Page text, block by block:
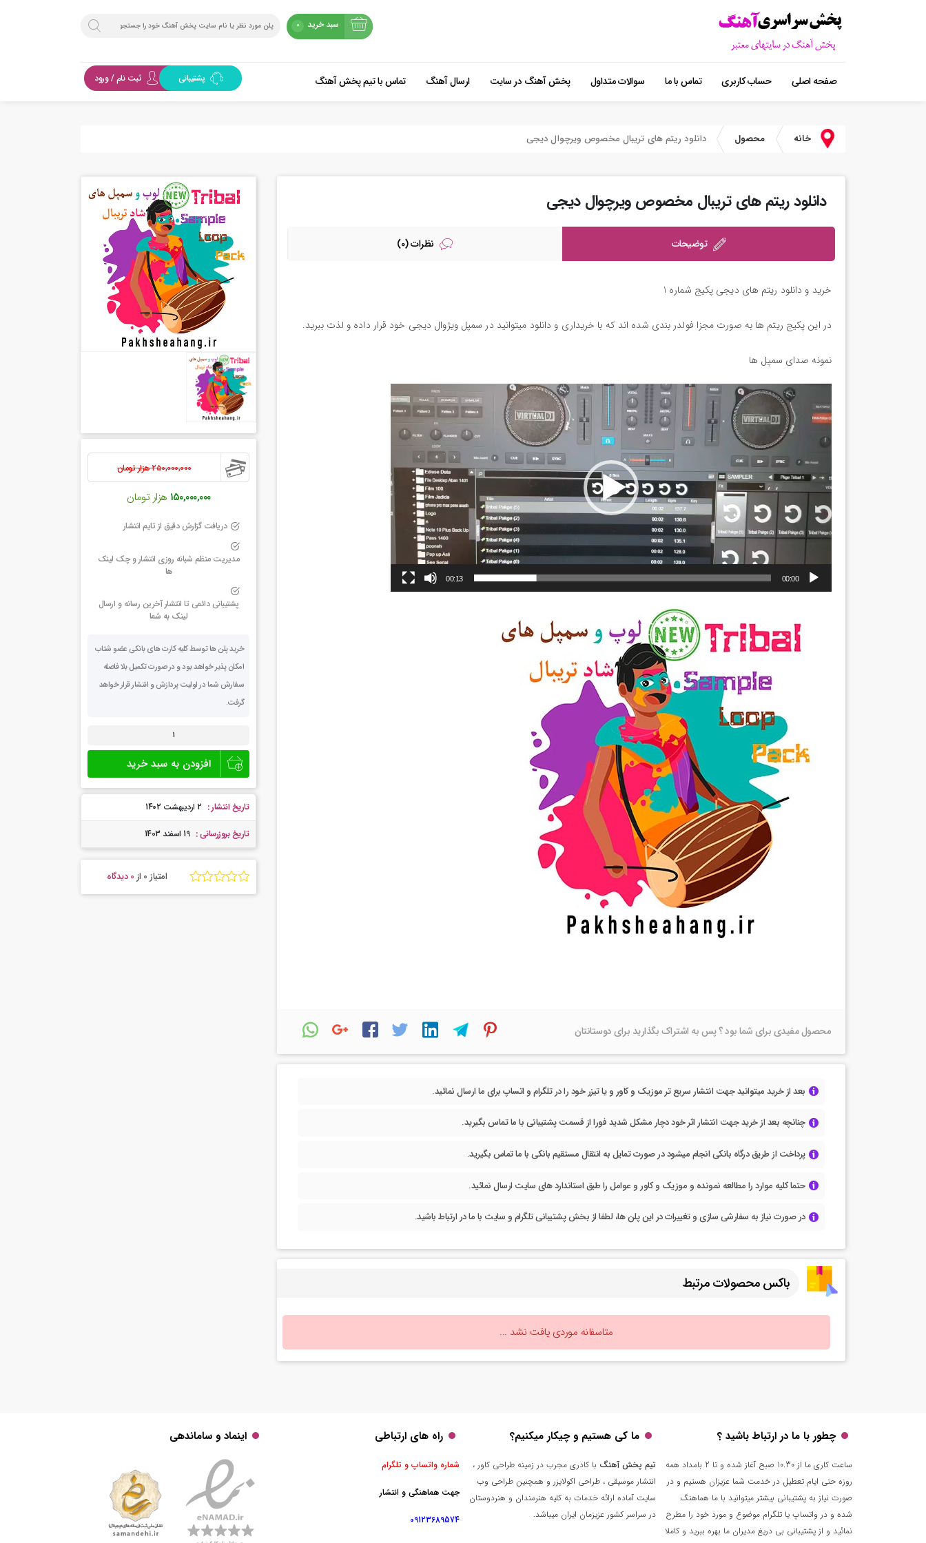
سبد خرید 0
شروع خرید
صفحه اصلی حساب کاربری تماس با ما سوالات متداول پخش آهنگ در سایت ارسال آهنگ تماس با تیم پخش آهنگ پشتیبانی ثبت نام / ورود
خانه محصول دانلود ریتم های تریبال مخصوص ویرچوال دیجی
دانلود ریتم های تریبال مخصوص ویرچوال دیجی
توضیحات نظرات (0)
خرید و دانلود ریتم های دیجی پکیج شماره 1
در این پکیج ریتم ها به صورت مجزا فولدر بندی شده اند که با خریداری و دانلود میتوانید در سمپل ویژوال دیجی خود قرار داده و لذت ببرید.
نمونه صدای سمپل ها
نمایشگر
00:00
00:13
محصول مفیدی برای شما بود ؟ پس به اشتراک بگذارید برای دوستانتان
بعد از خرید میتوانید جهت انتشار سریع تر موزیک و کاور و یا تیزر خود را در تلگرام و اتساپ برای ما ارسال نمائید.
چنانچه بعد از خرید جهت انتشار اثر خود دچار مشکل شدید فورا از قسمت پشتیبانی با ما تماس بگیرید.
پرداخت از طریق درگاه بانکی انجام میشود در صورت تمایل به انتقال مستقیم بانکی با ما تماس بگیرید.
حتما کلیه موارد را مطالعه نمونده و موزیک و کاور و عوامل را طبق استاندارد های سایت ارسال نمائید.
در صورت نیاز به سفارشی سازی و تغییرات در این پلن ها، لطفا از بخش پشتیبانی تلگرام و سایت با ما در ارتباط باشید.
باکس محصولات مرتبط
متاسفانه موردی یافت نشد ...
۲۵۰,۰۰۰,۰۰۰هزار تومان
۱۵۰,۰۰۰,۰۰۰ هزار تومان
دریافت گزارش دقیق از تایم انتشار
مدیریت منظم شبانه روزی انتشار و چک لینک
ها
پشتیبانی دائمی تا انتشار آخرین رسانه و ارسال
لینک به شما
خرید پلن ها توسط کلیه کارت های بانکی عضو شتاب
امکان پذیر خواهد بود و در صورت تکمیل بلا فاصله
سفارش شما در اولیت پردازش و انتشار قرار خواهد
گرفت.
های
تریبال
مخصوص
ویرچوال
عدد
افزودن به سبد خرید
تاریخ انتشار : 2 اردیبهشت 1402
تاریخ بروزرسانی : 19 اسفند 1403
امتیاز 0 از 0 دیدگاه
چطور با ما در ارتباط باشید ؟
ساعت کاری ما از 10.30 صبح آغاز شده و تا 2 بامداد همه
روزه حتی ایام تعطیل در خدمت شما عزیزان هستیم و در
صورت نیاز به پشتیبانی بیشتر میتوانید با ما هماهنگ
شده و در واتساپ یا تلگرام موضوع و مورد خود را مطرح
نمائید و از پشتیبانی بی دریغ مدیران ما بهره ببرید و کاملا
ما کی هستیم و چیکار میکنیم؟
تیم پخش آهنگ با کادری مجرب در زمینه طراحی کاور ،
انتشار موسیقی ، طراحی اکولایزر و همچنین طراحی وب
سایت آماده ارائه خدمات به کلیه هنرمندان و هنردوستان
در سراسر کشور عزیزمان ایران میباشد.
راه های ارتباطی
شماره واتساپ و تلگرام
جهت هماهنگی و انتشار
09123689574
اینماد و ساماندهی